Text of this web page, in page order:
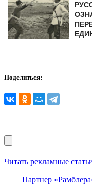
Поделиться:
Читать рекламные
Партнер